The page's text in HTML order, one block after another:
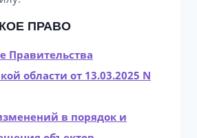
ПРАВО
Правительства
области от 13.03.2025 N
в порядок и